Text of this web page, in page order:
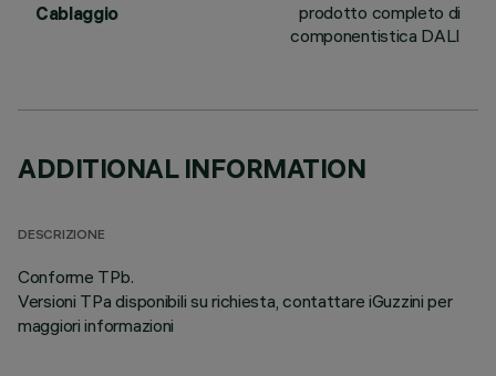
Cablaggio
prodotto completo di
componentistica DALI
ADDITIONAL INFORMATION
DESCRIZIONE
Conforme TPb.
Versioni TPa disponibili su richiesta, contattare iGuzzini per
maggiori informazioni